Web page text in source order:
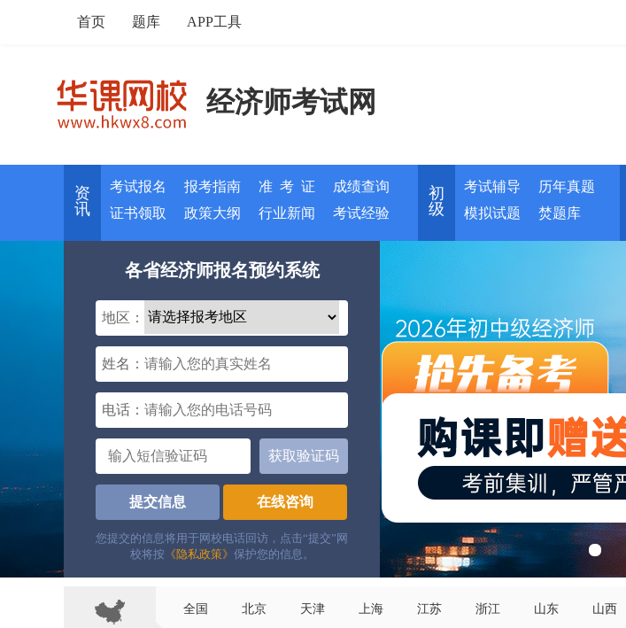
首页 题库 APP工具
经济师考试网
资
讯
考试报名 报考指南 准 考 证
成绩查询
证书领取
政策大纲 行业新闻 考试经验
初
级
考试辅导
历年真题
模拟试题
焚题库
各省经济师报名预约系统
地区：
姓名：
电话：
获取验证码
提交信息 在线咨询
您提交的信息将用于网校电话回访，点击“提交”网
校将按 《隐私政策》 保护您的信息。
全国 北京 天津 上海 江苏 浙江 山东 山西